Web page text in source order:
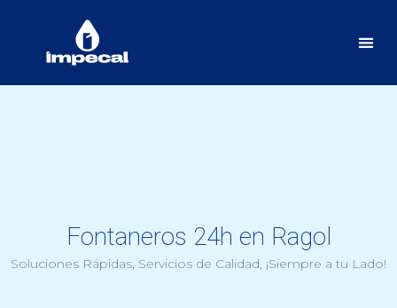
Fontaneros 24h en Ragol
Soluciones Rápidas, Servicios de Calidad, ¡Siempre a tu Lado!